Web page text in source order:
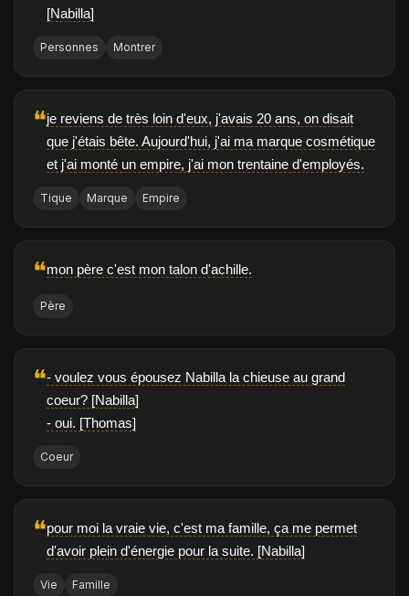
[Nabilla]
Personnes Montrer
❝je reviens de très loin d'eux, j'avais 20 ans, on disait
que j'étais bête. Aujourd'hui, j'ai ma marque cosmétique
et j'ai monté un empire, j'ai mon trentaine d'employés.
Tique Marque Empire
❝mon père c'est mon talon d'achille.
Père
❝- voulez vous épousez Nabilla la chieuse au grand
coeur? [Nabilla]
- oui. [Thomas]
Coeur
❝pour moi la vraie vie, c'est ma famille, ça me permet
d'avoir plein d'énergie pour la suite. [Nabilla]
Vie Famille